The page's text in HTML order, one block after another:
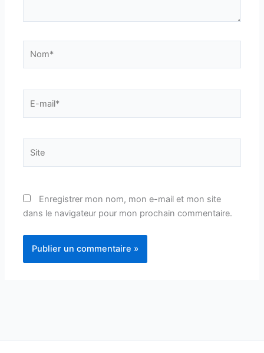
mail*
Enregistrer mon nom, mon e-mail et mon site
dans le navigateur pour mon prochain commentaire.